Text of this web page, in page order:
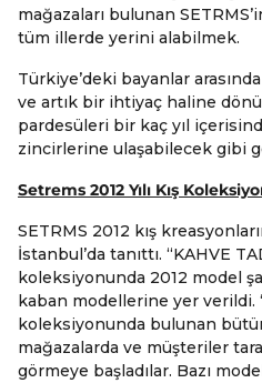
mağazaları bulunan
tüm illerde yerini alabilmek.
Türkiye’deki bayanlar
ve artık bir ihtiyaç haline
pardesüleri bir kaç yıl
zincirlerine ulaşabilecek gibi
Setrems 2012 Yılı Kış
SETRMS 2012 kış
İstanbul’da tanıttı. “KAHVE
koleksiyonunda 2012 model
kaban modellerine yer verildi.
koleksiyonunda bulunan
mağazalarda ve müşteriler
görmeye başladılar. Bazı